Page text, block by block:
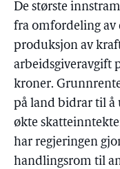
De største
fra omfordeling
produksjon av
arbeidsgiveravgift
kroner.
på land bidrar til å
økte
har regjeringen
handlingsrom til